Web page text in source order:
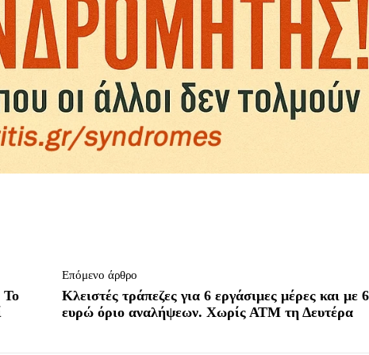
Το
Επόμενο άρθρο
Κλειστές τράπεζες για 6 εργάσιμες μέρες και με
ευρώ όριο αναλήψεων. Χωρίς ΑΤΜ τη Δευτέρα